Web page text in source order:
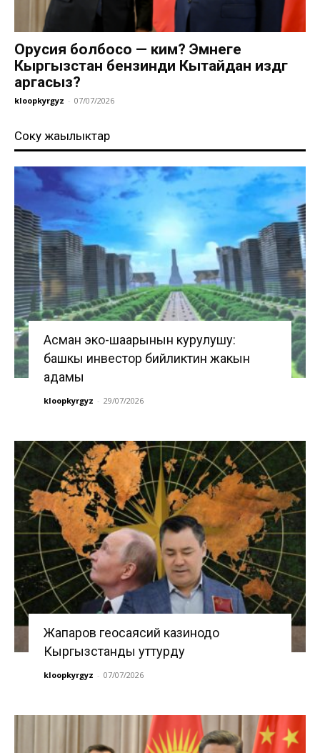
Орусия болбосо — ким? Эмнеге
Кыргызстан бензинди Кытайдан издөөгө
аргасыз?
kloopkyrgyz - 07/07/2026
Соңку жаңылыктар
Асман эко-шаарынын курулушу:
башкы инвестор бийликтин жакын
адамы
kloopkyrgyz - 29/07/2026
Жапаров геосаясий казинодо
Кыргызстанды уттурду
kloopkyrgyz - 07/07/2026